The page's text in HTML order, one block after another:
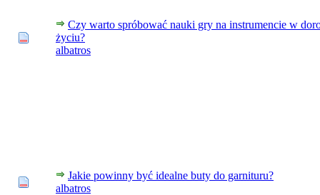
Czy warto spróbować nauki gry na instrumencie w
życiu?
albatros
Jakie powinny być idealne buty do garnituru?
albatros